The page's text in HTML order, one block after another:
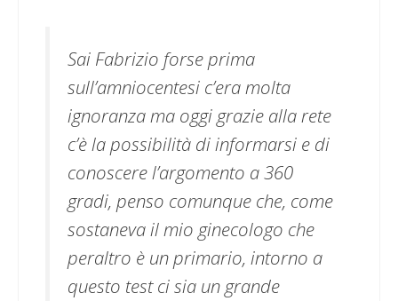
Sai Fabrizio forse prima
sull’amniocentesi c’era molta
ignoranza ma oggi grazie alla rete
c’è la possibilità di informarsi e di
conoscere l’argomento a 360
gradi, penso comunque che, come
sostaneva il mio ginecologo che
peraltro è un primario, intorno a
questo test ci sia un grande